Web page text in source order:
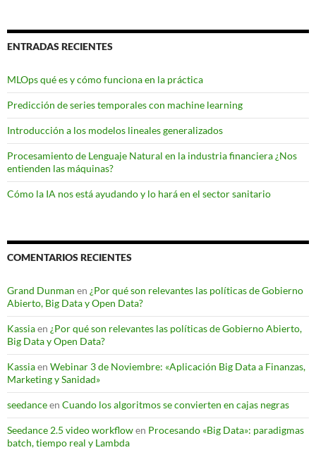
ENTRADAS RECIENTES
MLOps qué es y cómo funciona en la práctica
Predicción de series temporales con machine learning
Introducción a los modelos lineales generalizados
Procesamiento de Lenguaje Natural en la industria financiera ¿Nos
entienden las máquinas?
Cómo la IA nos está ayudando y lo hará en el sector sanitario
COMENTARIOS RECIENTES
Grand Dunman en ¿Por qué son relevantes las políticas de Gobierno
Abierto, Big Data y Open Data?
Kassiaen ¿Por qué son relevantes las políticas de Gobierno Abierto,
Big Data y Open Data?
Kassiaen Webinar 3 de Noviembre: «Aplicación Big Data a Finanzas,
Marketing y Sanidad»
seedanceen Cuando los algoritmos se convierten en cajas negras
Seedance 2.5 video workflowen Procesando «Big Data»: paradigmas
batch, tiempo real y Lambda